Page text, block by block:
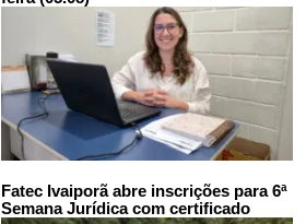
Fatec Ivaiporã abre inscrições para 6ª
Semana Jurídica com certificado